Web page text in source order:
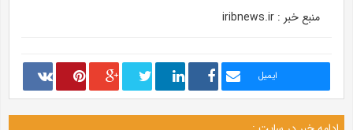
منبع خبر : iribnews.ir
ایمیل